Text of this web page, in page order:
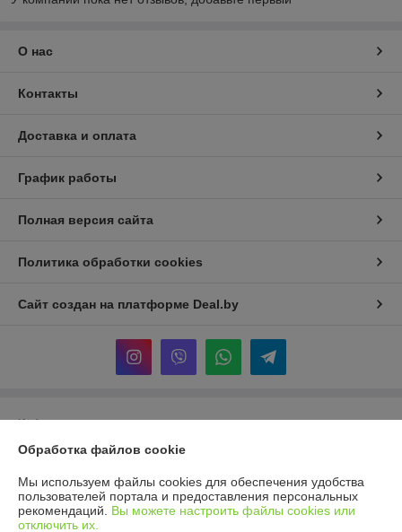
О нас
Контакты
Доставка и оплата
График работы
Полная версия сайта
Политика обработки cookies
Сайт создан на платформе Deal.by
Информация для покупателя
Юридическое лицо:Общество с ограниченной ответственностью
Минск, ул Логойский тракт 37
Регистрационный номер ЕГР: 193949105
Обработка файлов cookie
Мы используем файлы cookies для обеспечения удобства
пользователей портала и предоставления персональных
рекомендаций. Вы можете настроить файлы cookies или
отключить их.